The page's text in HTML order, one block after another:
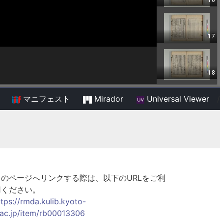
マニフェスト Mirador Universal Viewer
ページへリンクする際は、以下のURLをご利
ださい。
rmda.kulib.kyoto-
item/rb00013306